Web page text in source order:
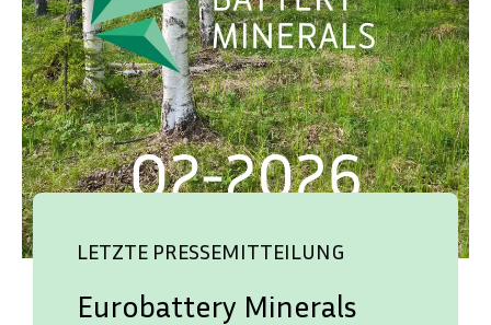
LETZTE PRESSEMITTEILUNG
Eurobattery Minerals